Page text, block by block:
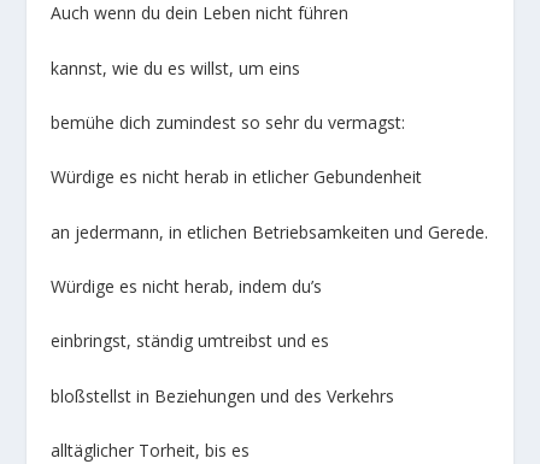
Auch wenn du dein Leben nicht führen
kannst, wie du es willst, um eins
bemühe dich zumindest so sehr du vermagst:
Würdige es nicht herab in etlicher Gebundenheit
an jedermann, in etlichen Betriebsamkeiten und Gerede.
Würdige es nicht herab, indem du’s
einbringst, ständig umtreibst und es
bloßstellst in Beziehungen und des Verkehrs
alltäglicher Torheit, bis es